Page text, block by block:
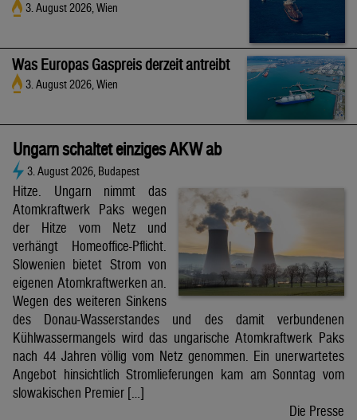
3. August 2026, Wien
Was Europas Gaspreis derzeit antreibt
3. August 2026, Wien
Ungarn schaltet einziges AKW ab
3. August 2026, Budapest
Hitze. Ungarn nimmt das
Atomkraftwerk Paks wegen
der Hitze vom Netz und
verhängt Homeoffice-Pflicht.
Slowenien bietet Strom von
eigenen Atomkraftwerken an.
Wegen des weiteren Sinkens
des Donau-Wasserstandes und des damit verbundenen
Kühlwassermangels wird das ungarische Atomkraftwerk Paks
nach 44 Jahren völlig vom Netz genommen. Ein unerwartetes
Angebot hinsichtlich Stromlieferungen kam am Sonntag vom
slowakischen Premier […]
Die Presse